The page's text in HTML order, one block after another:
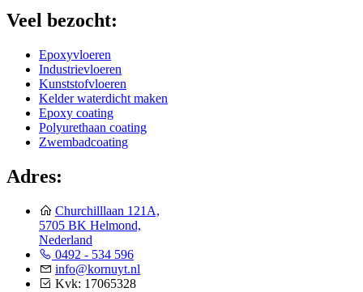
Veel bezocht:
Epoxyvloeren
Industrievloeren
Kunststofvloeren
Kelder waterdicht maken
Epoxy coating
Polyurethaan coating
Zwembadcoating
Adres:
Churchilllaan 121A,
5705 BK Helmond,
Nederland
0492 - 534 596
info@kornuyt.nl
Kvk: 17065328